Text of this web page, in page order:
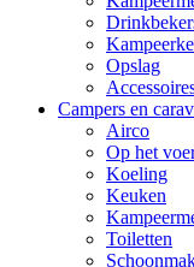
Opslag
Campers en
Airco
Op het
Koeling
Keuken
Toiletten